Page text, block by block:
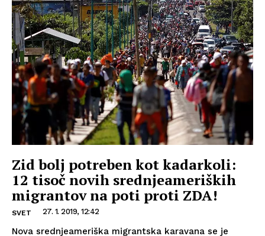
Zid bolj potreben kot kadarkoli:
12 tisoč novih srednjeameriških
migrantov na poti proti ZDA!
SVET 27. 1. 2019, 12:42
Nova srednjeameriška migrantska karavana se je